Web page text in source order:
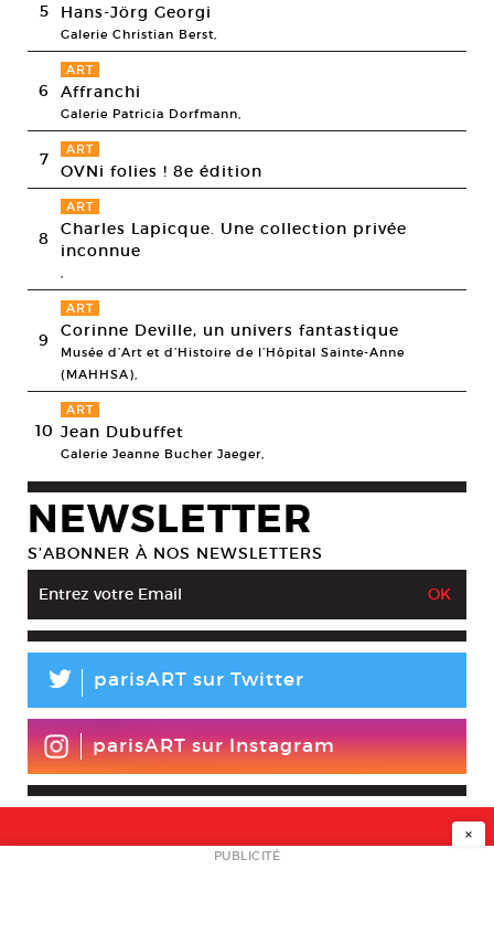
5 Hans-Jörg Georgi
Galerie Christian Berst,
6
ART
Affranchi
Galerie Patricia Dorfmann,
7 ART
OVNi folies ! 8e édition
8
ART
Charles Lapicque. Une collection privée
inconnue
,
9
ART
Corinne Deville, un univers fantastique
Musée d’Art et d’Histoire de l’Hôpital Sainte-Anne
(MAHHSA),
10
ART
Jean Dubuffet
Galerie Jeanne Bucher Jaeger,
NEWSLETTER
S’ABONNER À NOS NEWSLETTERS
L parisART sur Twitter
parisART sur Instagram
NEWSLETTER
×
PUBLICITÉ